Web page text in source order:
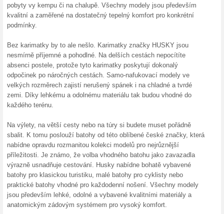
Sleva 10 % na nezlevněné
získáte tak, že do svého
tlačítkem Vložit. Nakoupíte
5 % na zlevněné
100% fungovalo
Kupón
5 % na zlevněné zboží jiných
svého nákupního košíku